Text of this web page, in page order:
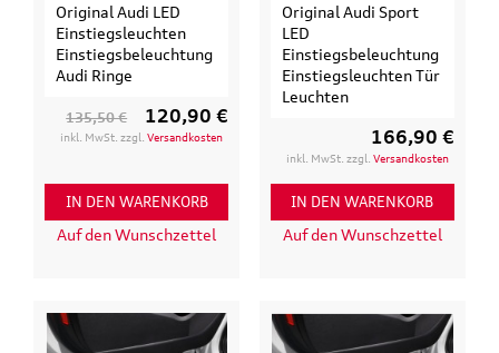
Original Audi LED
Einstiegsleuchten
Einstiegsbeleuchtung
Audi Ringe
135,50 € 120,90 €
inkl. MwSt. zzgl.Versandkosten
IN DEN WARENKORB
Auf den Wunschzettel
Original Audi Sport
LED
Einstiegsbeleuchtung
Einstiegsleuchten Tür
Leuchten
166,90 €
inkl. MwSt. zzgl. Versandkosten
IN DEN WARENKORB
Auf den Wunschzettel